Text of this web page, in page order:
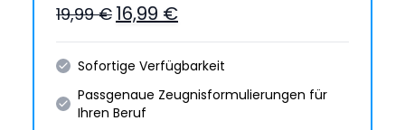
19,99 € 16,99 €
Sofortige Verfügbarkeit
Passgenaue Zeugnis­formulie­rungen für
Ihren Beruf